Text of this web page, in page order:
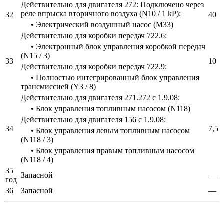
32
Действительно для двигателя 272: Подключено через
реле впрыска вторичного воздуха (N10 / 1 kP):
40
• Электрический воздушный насос (M33)
33
Действительно для коробки передач 722.6:
10
• Электронный блок управления коробкой передач
(N15 / 3)
Действительно для коробки передач 722.9:
• Полностью интегрированный блок управления
трансмиссией (Y3 / 8)
34
Действительно для двигателя 271.272 с 1.9.08:
7,5
• Блок управления топливным насосом (N118)
Действительно для двигателя 156 с 1.9.08:
• Блок управления левым топливным насосом
(N118 / 3)
• Блок управления правым топливным насосом
(N118 / 4)
35
год
Запасной
—
36
Запасной —